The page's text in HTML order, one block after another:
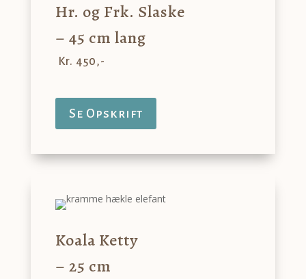
Hr. og Frk. Slaske
– 45 cm lang
Kr. 450,-
Se Opskrift
Koala Ketty
– 25 cm